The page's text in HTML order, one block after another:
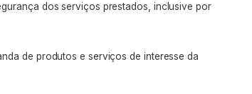
dos serviços prestados, inclusive por
de produtos e serviços de interesse da